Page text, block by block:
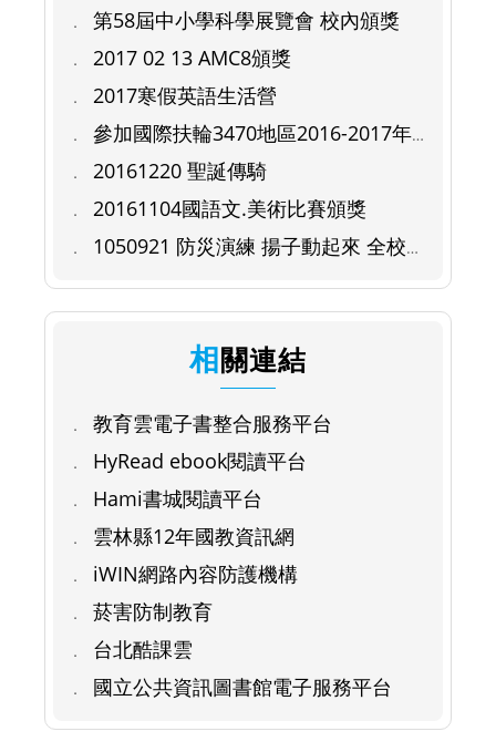
第58屆中小學科學展覽會 校內頒獎
2017 02 13 AMC8頒獎
2017寒假英語生活營
參加國際扶輪3470地區2016-2017年
度：扶輪少年服務團年會結業證書
20161220 聖誕傳騎
20161104國語文.美術比賽頒獎
1050921 防災演練 揚子動起來 全校齊
相關連結
教育雲電子書整合服務平台
HyRead ebook閱讀平台
Hami書城閱讀平台
雲林縣12年國教資訊網
iWIN網路內容防護機構
菸害防制教育
台北酷課雲
國立公共資訊圖書館電子服務平台